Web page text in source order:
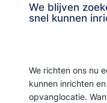
We blijven
snel kunnen
We richten ons nu
kunnen inrichten
opvanglocatie.